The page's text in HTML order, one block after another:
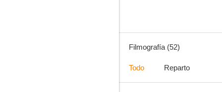
Filmografía (52)
Todo Reparto